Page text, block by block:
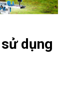
dụng